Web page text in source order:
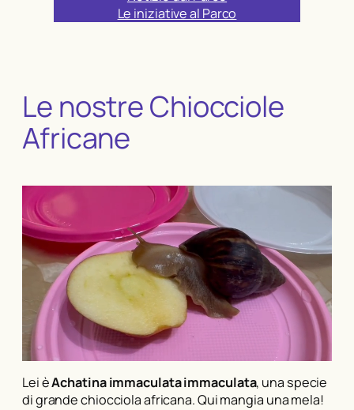
Le iniziative al Parco
Le nostre Chiocciole
Africane
Lei èAchatina immaculata immaculata, una specie
di grande chiocciola africana. Qui mangia una mela!